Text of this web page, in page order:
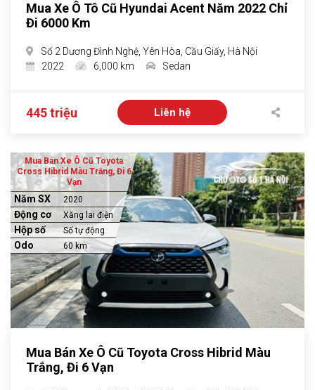
Mua Xe Ô Tô Cũ Hyundai Acent Năm 2022 Chỉ
Đi 6000 Km
Số 2 Dương Đình Nghệ, Yên Hòa, Cầu Giấy, Hà Nội
2022
6,000 km Sedan
445 triệu Liên hệ
Mua Bán Xe Ô Cũ Toyota
Cross Hibrid Màu Trắng, Đi 6
Vạn
Năm SX 2020
Động cơ Xăng lai điện
Hộp số Số tự động
Odo 60 km
Mua Bán Xe Ô Cũ Toyota Cross Hibrid Màu
Trắng, Đi 6 Vạn